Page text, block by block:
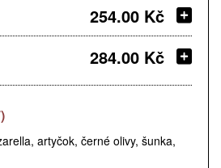
254.00 Kč
284.00 Kč
artyčok, černé olivy, šunka,